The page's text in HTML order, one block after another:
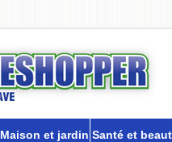
Maison et jardin Santé et